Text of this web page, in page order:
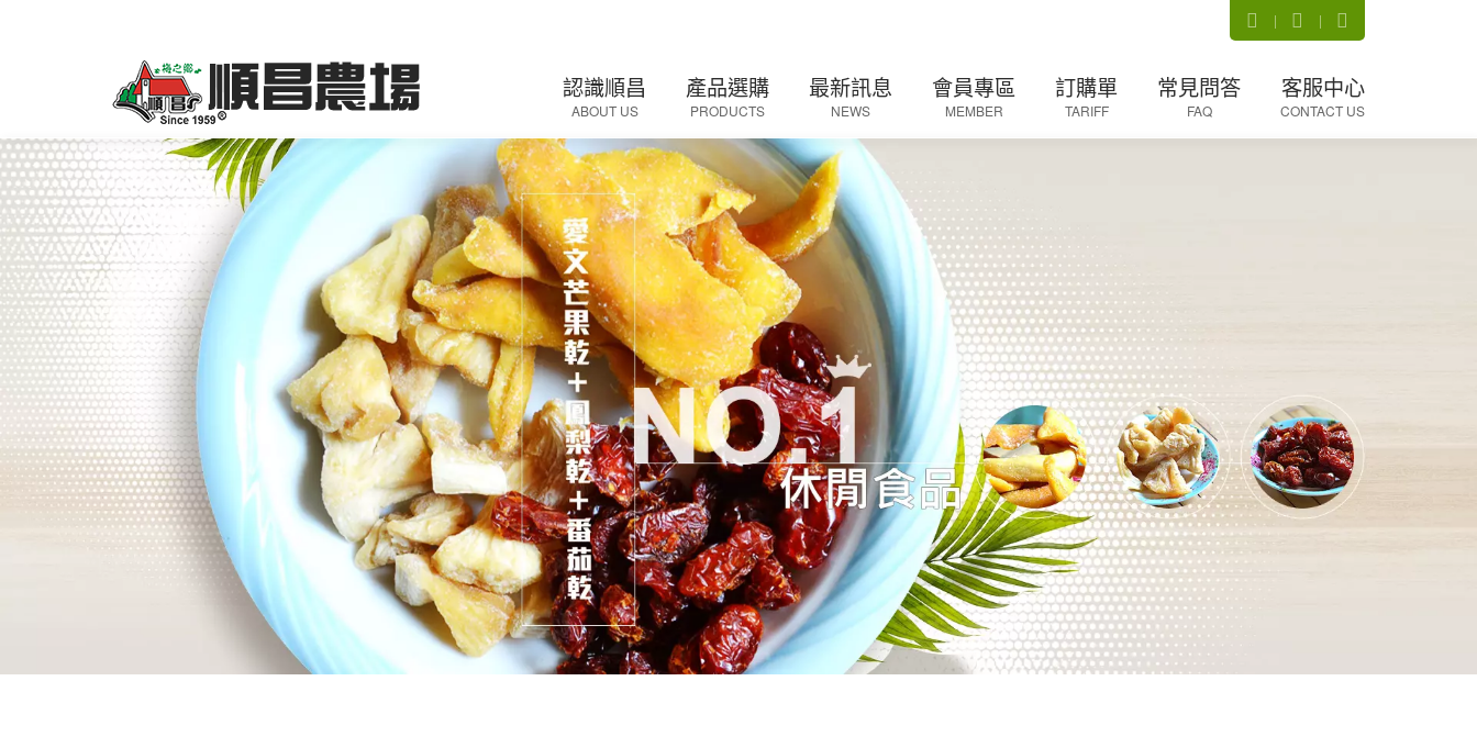
認識順昌
ABOUT US
公司介紹
順昌歷史
檢驗報告
產品選購
PRODUCTS
話梅系列
梅子系列
暢銷Ｑ梅(罐)系列
傳統古早味
小禮盒系列
茶葉罐系列
陳年Ｑ梅系列
橄欖系列
棗子系列
芒果系列
暢銷產品專區
休閒食品系列
最新訊息
NEWS
最新消息
促銷活動
會員專區
MEMBER
加入會員
忘記密碼
訂購單
TARIFF
常見問答
FAQ
客服中心
CONTACT US